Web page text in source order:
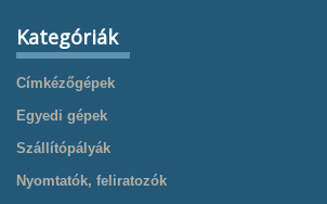
Kategóriák
Címkézőgépek
Egyedi gépek
Szállítópályák
Nyomtatók, feliratozók